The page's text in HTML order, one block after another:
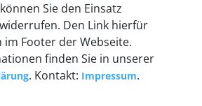
Details &
Sie den Einsatz
Den Link hierfür
im Footer der Webseite.
finden Sie in unserer
. Kontakt: Impressum.